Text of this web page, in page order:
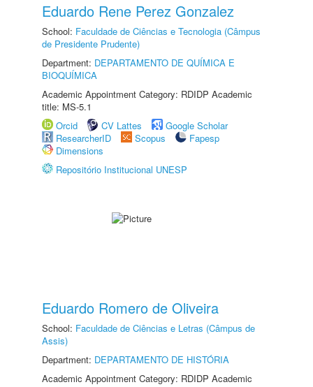
Eduardo Rene Perez Gonzalez
School: Faculdade de Ciências e Tecnologia (Câmpus
de Presidente Prudente)
Department: DEPARTAMENTO DE QUÍMICA E
BIOQUÍMICA
Academic Appointment Category: RDIDP Academic
title: MS-5.1
Orcid
CV Lattes
Google Scholar
ResearcherID
Scopus
Fapesp
Dimensions
Repositório Institucional UNESP
Eduardo Romero de Oliveira
School: Faculdade de Ciências e Letras (Câmpus de
Assis)
Department: DEPARTAMENTO DE HISTÓRIA
Academic Appointment Category: RDIDP Academic